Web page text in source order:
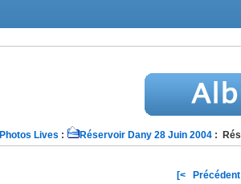
Photos Lives : Réservoir Dany 28 Juin 2004 :
[< Précédent